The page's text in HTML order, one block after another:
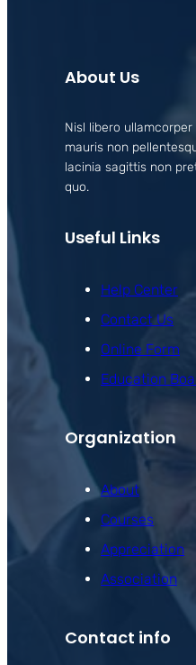
About Us
Nisl libero
mauris non
lacinia sagittis non
quo.
Useful Links
Help Center
Contact Us
Online Form
Education
Organization
About
Courses
Appreciation
Association
Contact info